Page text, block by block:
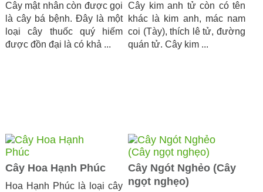
Cây mật nhân còn được gọi
là cây bá bệnh. Đây là một
loại cây thuốc quý hiếm
được đồn đại là có khả ...
Cây kim anh tử còn có tên
khác là kim anh, mác nam
coi (Tày), thích lê tử, đường
quán tử. Cây kim ...
Cây Hoa Hạnh Phúc
Hoa Hạnh Phúc là loại cây
Cây Ngót Nghẻo (Cây
ngọt nghẹo)